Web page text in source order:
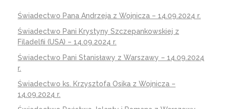
Świadectwo Pana Andrzeja z Wojnicza – 14.09.2024 r.
Świadectwo Pani Krystyny Szczepankowskiej z
Filadelfii (USA) – 14.09.2024 r.
Świadectwo Pani Stanisławy z Warszawy – 14.09.2024
r.
Świadectwo ks. Krzysztofa Osika z Wojnicza –
14.09.2024 r.